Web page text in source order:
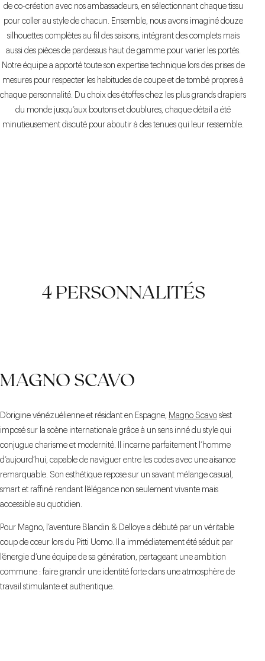
de co-création avec nos ambassadeurs, en sélectionnant chaque tissu
pour coller au style de chacun. Ensemble, nous avons imaginé douze
silhouettes complètes au fil des saisons, intégrant des complets mais
aussi des pièces de pardessus haut de gamme pour varier les portés.
Notre équipe a apporté toute son expertise technique lors des prises de
mesures pour respecter les habitudes de coupe et de tombé propres à
chaque personnalité. Du choix des étoffes chez les plus grands drapiers
du monde jusqu’aux boutons et doublures, chaque détail a été
minutieusement discuté pour aboutir à des tenues qui leur ressemble.
4 PERSONNALITÉS
MAGNO SCAVO
D’origine vénézuélienne et résidant en Espagne, Magno Scavo s’est
imposé sur la scène internationale grâce à un sens inné du style qui
conjugue charisme et modernité. Il incarne parfaitement l’homme
d’aujourd’hui, capable de naviguer entre les codes avec une aisance
remarquable. Son esthétique repose sur un savant mélange casual,
smart et raffiné rendant l’élégance non seulement vivante mais
accessible au quotidien.
Pour Magno, l’aventure Blandin & Delloye a débuté par un véritable
coup de cœur lors du Pitti Uomo. Il a immédiatement été séduit par
l’énergie d’une équipe de sa génération, partageant une ambition
commune : faire grandir une identité forte dans une atmosphère de
travail stimulante et authentique.